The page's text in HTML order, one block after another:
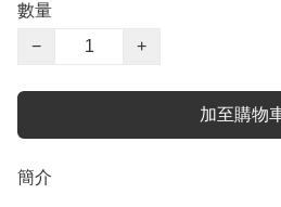
數量
−
+
加至購物
簡介